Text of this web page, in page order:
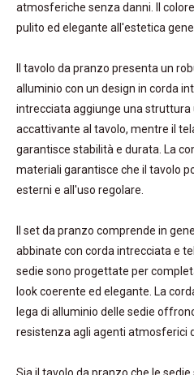
atmosferiche senza danni. Il
pulito ed elegante all'estetica
Il tavolo da pranzo presenta un
alluminio con un design in corda
intrecciata aggiunge una struttura
accattivante al tavolo, mentre il
garantisce stabilità e durata. La
materiali garantisce che il tavolo
esterni e all'uso regolare.
Il set da pranzo comprende in
abbinate con corda intrecciata e
sedie sono progettate per
look coerente ed elegante. La
lega di alluminio delle sedie
resistenza agli agenti atmosferici